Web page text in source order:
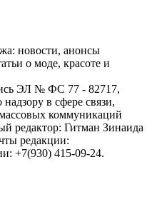
новости, анонсы
о моде, красоте и
ЭЛ № ФС 77 - 82717,
в сфере связи,
коммуникаций
редактор: Гитман Зинаида
редакции:
+7(930) 415-09-24.